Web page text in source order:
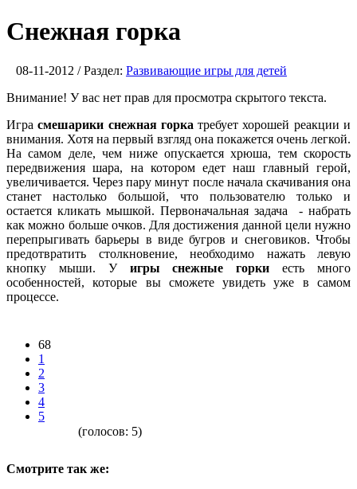
Снежная горка
08-11-2012 / Раздел: Развивающие игры для детей
Внимание! У вас нет прав для просмотра скрытого текста.
Играсмешарики снежная горка требует хорошей реакции и
внимания. Хотя на первый взгляд она покажется очень легкой.
На самом деле, чем ниже опускается хрюша, тем скорость
передвижения шара, на котором едет наш главный герой,
увеличивается. Через пару минут после начала скачивания она
станет настолько большой, что пользователю только и
остается кликать мышкой. Первоначальная задача - набрать
как можно больше очков. Для достижения данной цели нужно
перепрыгивать барьеры в виде бугров и снеговиков. Чтобы
предотвратить столкновение, необходимо нажать левую
кнопку мыши. У игры снежные горки есть много
особенностей, которые вы сможете увидеть уже в самом
процессе.
68
1
2
3
4
5
(голосов: 5)
Смотрите так же: